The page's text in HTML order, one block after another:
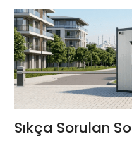
Sıkça Sorulan